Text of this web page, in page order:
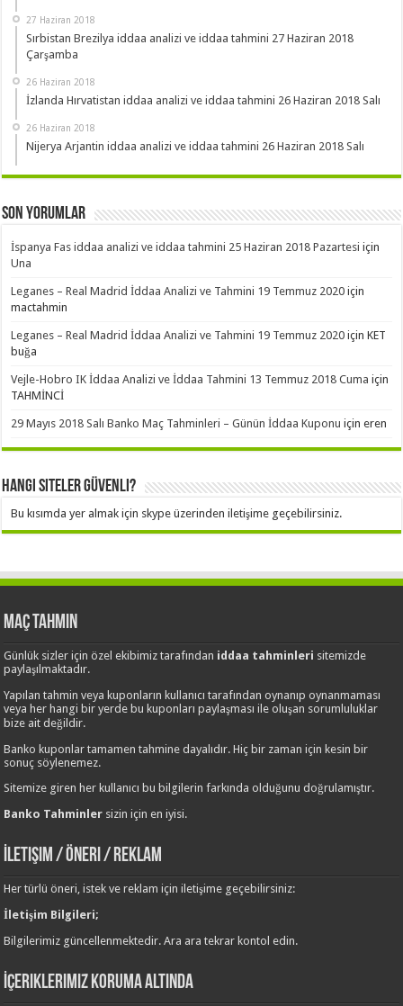
27 Haziran 2018
Sırbistan Brezilya iddaa analizi ve iddaa tahmini 27 Haziran 2018
Çarşamba
26 Haziran 2018
İzlanda Hırvatistan iddaa analizi ve iddaa tahmini 26 Haziran 2018 Salı
26 Haziran 2018
Nijerya Arjantin iddaa analizi ve iddaa tahmini 26 Haziran 2018 Salı
Son Yorumlar
İspanya Fas iddaa analizi ve iddaa tahmini 25 Haziran 2018 Pazartesi için
Una
Leganes – Real Madrid İddaa Analizi ve Tahmini 19 Temmuz 2020 için
mactahmin
Leganes – Real Madrid İddaa Analizi ve Tahmini 19 Temmuz 2020 içinKET
buğa
Vejle-Hobro IK İddaa Analizi ve İddaa Tahmini 13 Temmuz 2018 Cuma için
TAHMİNCİ
29 Mayıs 2018 Salı Banko Maç Tahminleri – Günün İddaa Kuponu içineren
Hangi Siteler Güvenli?
Bu kısımda yer almak için skype üzerinden iletişime geçebilirsiniz.
Maç Tahmin
Günlük sizler için özel ekibimiz tarafından iddaa tahminleri sitemizde
paylaşılmaktadır.
Yapılan tahmin veya kuponların kullanıcı tarafından oynanıp oynanmaması
veya her hangi bir yerde bu kuponları paylaşması ile oluşan sorumluluklar
bize ait değildir.
Banko kuponlar tamamen tahmine dayalıdır. Hiç bir zaman için kesin bir
sonuç söylenemez.
Sitemize giren her kullanıcı bu bilgilerin farkında olduğunu doğrulamıştır.
Banko Tahminler sizin için en iyisi.
İletişim / Öneri / Reklam
Her türlü öneri, istek ve reklam için iletişime geçebilirsiniz:
İletişim Bilgileri;
Bilgilerimiz güncellenmektedir. Ara ara tekrar kontol edin.
İçeriklerimiz Koruma Altında